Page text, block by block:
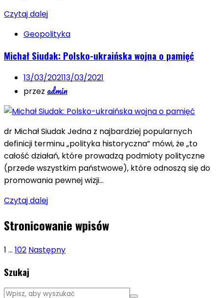
Czytaj dalej
Geopolityka
Michał Siudak: Polsko-ukraińska wojna o pamięć
13/03/202113/03/2021
przez admin
dr Michał Siudak Jedna z najbardziej popularnych
definicji terminu „polityka historyczna” mówi, że „to
całość działań, które prowadzą podmioty polityczne
(przede wszystkim państwowe), które odnoszą się do
promowania pewnej wizji…
Czytaj dalej
Stronicowanie wpisów
1 … 102 Następny
Szukaj